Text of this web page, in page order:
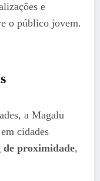
e
o público jovem.
a Magalu
cidades
proximidade,